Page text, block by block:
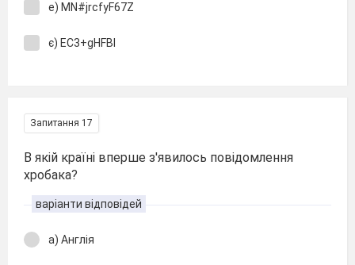
е) MN#jrcfyF67Z
є) EC3+gHFBI
Запитання 17
В якій країні вперше з'явилось повідомлення
хробака?
варіанти відповідей
а) Англія